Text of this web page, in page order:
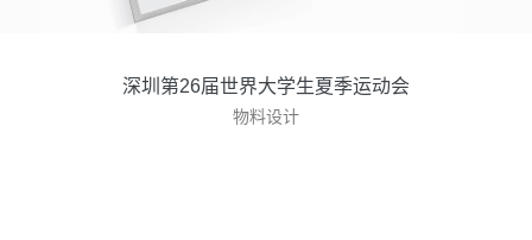
深圳第26届世界大学生夏季运动会
物料设计